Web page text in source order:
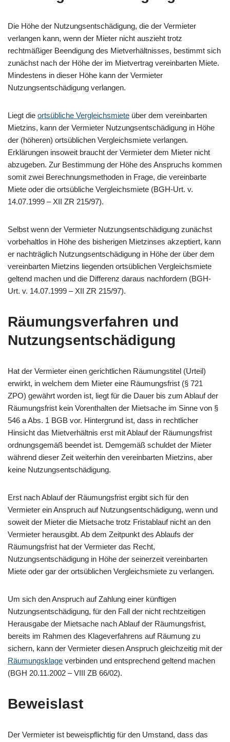
Die Höhe der Nutzungsentschädigung, die der Vermieter
verlangen kann, wenn der Mieter nicht auszieht trotz
rechtmäßiger Beendigung des Mietverhältnisses, bestimmt sich
zunächst nach der Höhe der im Mietvertrag vereinbarten Miete.
Mindestens in dieser Höhe kann der Vermieter
Nutzungsentschädigung verlangen.
Liegt die ortsübliche Vergleichsmiete über dem vereinbarten
Mietzins, kann der Vermieter Nutzungsentschädigung in Höhe
der (höheren) ortsüblichen Vergleichsmiete verlangen.
Erklärungen insoweit braucht der Vermieter dem Mieter nicht
abzugeben. Zur Bestimmung der Höhe des Anspruchs kommen
somit zwei Berechnungsmethoden in Frage, die vereinbarte
Miete oder die ortsübliche Vergleichsmiete (BGH-Urt. v.
14.07.1999 – XII ZR 215/97).
Selbst wenn der Vermieter Nutzungsentschädigung zunächst
vorbehaltlos in Höhe des bisherigen Mietzinses akzeptiert, kann
er nachträglich Nutzungsentschädigung in Höhe der über dem
vereinbarten Mietzins liegenden ortsüblichen Vergleichsmiete
geltend machen und die Differenz daraus nachfordern (BGH-
Urt. v. 14.07.1999 – XII ZR 215/97).
Räumungsverfahren und
Nutzungsentschädigung
Hat der Vermieter einen gerichtlichen Räumungstitel (Urteil)
erwirkt, in welchem dem Mieter eine Räumungsfrist (§ 721
ZPO) gewährt worden ist, liegt für die Dauer bis zum Ablauf der
Räumungsfrist kein Vorenthalten der Mietsache im Sinne von §
546 a Abs. 1 BGB vor. Hintergrund ist, dass in rechtlicher
Hinsicht das Mietverhältnis erst mit Ablauf der Räumungsfrist
ordnungsgemäß beendet ist. Demgemäß schuldet der Mieter
während dieser Zeit weiterhin den vereinbarten Mietzins, aber
keine Nutzungsentschädigung.
Erst nach Ablauf der Räumungsfrist ergibt sich für den
Vermieter ein Anspruch auf Nutzungsentschädigung, wenn und
soweit der Mieter die Mietsache trotz Fristablauf nicht an den
Vermieter herausgibt. Ab dem Zeitpunkt des Ablaufs der
Räumungsfrist hat der Vermieter das Recht,
Nutzungsentschädigung in Höhe der seinerzeit vereinbarten
Miete oder gar der ortsüblichen Vergleichsmiete zu verlangen.
Um sich den Anspruch auf Zahlung einer künftigen
Nutzungsentschädigung, für den Fall der nicht rechtzeitigen
Herausgabe der Mietsache nach Ablauf der Räumungsfrist,
bereits im Rahmen des Klageverfahrens auf Räumung zu
sichern, kann der Vermieter diesen Anspruch gleichzeitig mit der
Räumungsklage verbinden und entsprechend geltend machen
(BGH 20.11.2002 – VIII ZB 66/02).
Beweislast
Der Vermieter ist beweispflichtig für den Umstand, dass das